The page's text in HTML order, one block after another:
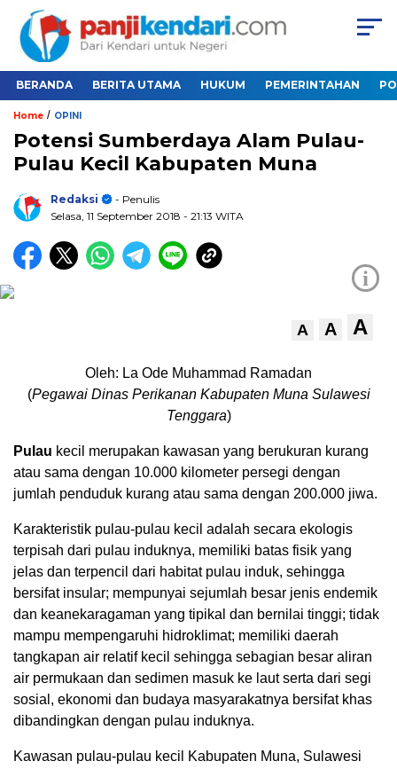
BERANDA BERITA UTAMA HUKUM PEMERINTAHAN
Home / OPINI
Potensi Sumberdaya Alam Pulau-
Pulau Kecil Kabupaten Muna
Redaksi
- Penulis
Selasa, 11 September 2018 - 21:13 WITA
i
A A A
Oleh: La Ode Muhammad Ramadan
(Pegawai Dinas Perikanan Kabupaten Muna Sulawesi
Tenggara)
Pulau kecil merupakan kawasan yang berukuran kurang
atau sama dengan 10.000 kilometer persegi dengan
jumlah penduduk kurang atau sama dengan 200.000 jiwa.
Karakteristik pulau-pulau kecil adalah secara ekologis
terpisah dari pulau induknya, memiliki batas fisik yang
jelas dan terpencil dari habitat pulau induk, sehingga
bersifat insular; mempunyai sejumlah besar jenis endemik
dan keanekaragaman yang tipikal dan bernilai tinggi; tidak
mampu mempengaruhi hidroklimat; memiliki daerah
tangkapan air relatif kecil sehingga sebagian besar aliran
air permukaan dan sedimen masuk ke laut serta dari segi
sosial, ekonomi dan budaya masyarakatnya bersifat khas
dibandingkan dengan pulau induknya.
Kawasan pulau-pulau kecil Kabupaten Muna, Sulawesi